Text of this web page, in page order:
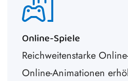
Online-Spiele
Reichweitenstarke
Online-Animationen